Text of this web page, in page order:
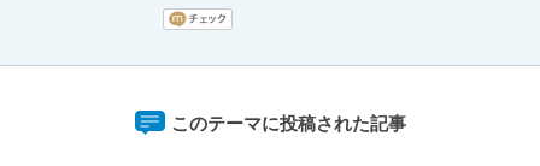
このテーマに投稿された記事